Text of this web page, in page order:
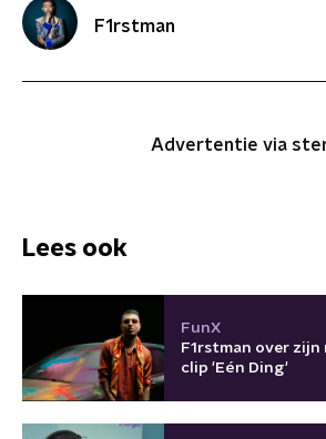
F1rstman
Advertentie via
Lees ook
FunX
F1rstman over zijn
clip 'Eén Ding'